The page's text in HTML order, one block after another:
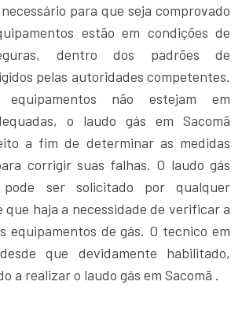
para que seja comprovado
estão em condições de
dentro dos padrões de
pelas autoridades competentes.
equipamentos não estejam em
o laudo gás em Sacomã
a fim de determinar as medidas
corrigir suas falhas. O laudo gás
pode ser solicitado por qualquer
que haja a necessidade de verificar a
equipamentos de gás. O tecnico em
que devidamente habilitado,
a realizar o laudo gás em Sacomã .